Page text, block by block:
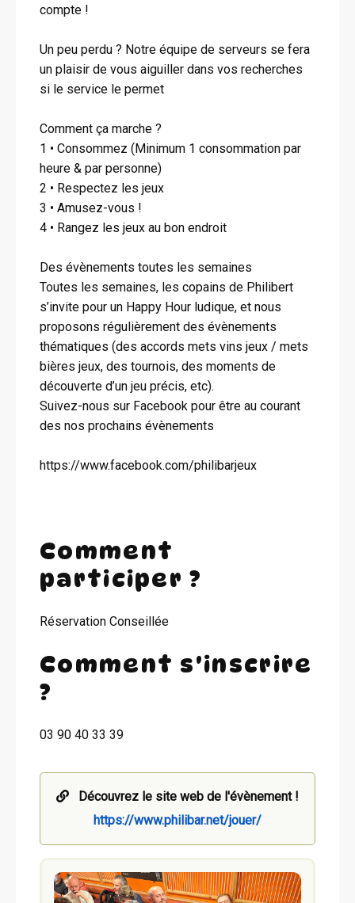
compte !
Un peu perdu ? Notre équipe de serveurs se fera
un plaisir de vous aiguiller dans vos recherches
si le service le permet
Comment ça marche ?
1 • Consommez (Minimum 1 consommation par
heure & par personne)
2 • Respectez les jeux
3 • Amusez-vous !
4 • Rangez les jeux au bon endroit
Des évènements toutes les semaines
Toutes les semaines, les copains de Philibert
s’invite pour un Happy Hour ludique, et nous
proposons régulièrement des évènements
thématiques (des accords mets vins jeux / mets
bières jeux, des tournois, des moments de
découverte d’un jeu précis, etc).
Suivez-nous sur Facebook pour être au courant
des nos prochains évènements
https://www.facebook.com/philibarjeux
Comment
participer ?
Réservation Conseillée
Comment s'inscrire
?
03 90 40 33 39
Découvrez le site web de l'évènement !
https://www.philibar.net/jouer/